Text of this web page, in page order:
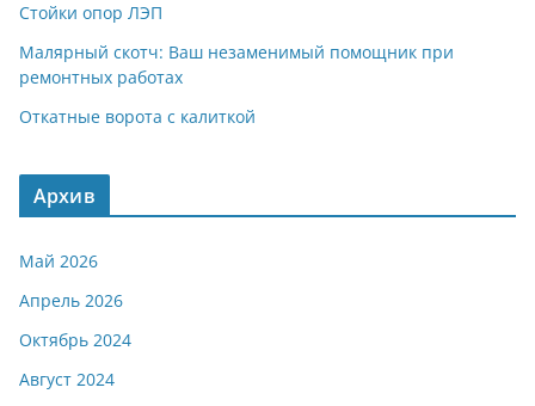
Стойки опор ЛЭП
Малярный скотч: Ваш незаменимый помощник при
ремонтных работах
Откатные ворота с калиткой
Архив
Май 2026
Апрель 2026
Октябрь 2024
Август 2024